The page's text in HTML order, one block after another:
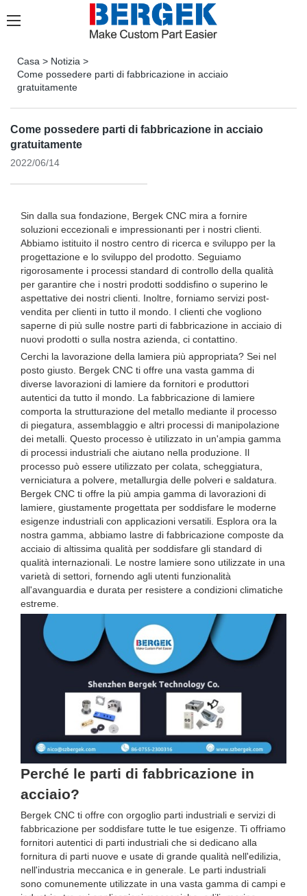
Casa > Notizia >
Come possedere parti di fabbricazione in acciaio
gratuitamente
Come possedere parti di fabbricazione in acciaio
gratuitamente
2022/06/14
Sin dalla sua fondazione, Bergek CNC mira a fornire
soluzioni eccezionali e impressionanti per i nostri clienti.
Abbiamo istituito il nostro centro di ricerca e sviluppo per la
progettazione e lo sviluppo del prodotto. Seguiamo
rigorosamente i processi standard di controllo della qualità
per garantire che i nostri prodotti soddisfino o superino le
aspettative dei nostri clienti. Inoltre, forniamo servizi post-
vendita per clienti in tutto il mondo. I clienti che vogliono
saperne di più sulle nostre parti di fabbricazione in acciaio di
nuovi prodotti o sulla nostra azienda, ci contattino.
Cerchi la lavorazione della lamiera più appropriata? Sei nel
posto giusto. Bergek CNC ti offre una vasta gamma di
diverse lavorazioni di lamiere da fornitori e produttori
autentici da tutto il mondo. La fabbricazione di lamiere
comporta la strutturazione del metallo mediante il processo
di piegatura, assemblaggio e altri processi di manipolazione
dei metalli. Questo processo è utilizzato in un'ampia gamma
di processi industriali che aiutano nella produzione. Il
processo può essere utilizzato per colata, scheggiatura,
verniciatura a polvere, metallurgia delle polveri e saldatura.
Bergek CNC ti offre la più ampia gamma di lavorazioni di
lamiere, giustamente progettata per soddisfare le moderne
esigenze industriali con applicazioni versatili. Esplora ora la
nostra gamma, abbiamo lastre di fabbricazione composte da
acciaio di altissima qualità per soddisfare gli standard di
qualità internazionali. Le nostre lamiere sono utilizzate in una
varietà di settori, fornendo agli utenti funzionalità
all'avanguardia e durata per resistere a condizioni climatiche
estreme.
Perché le parti di fabbricazione in
acciaio?
Bergek CNC ti offre con orgoglio parti industriali e servizi di
fabbricazione per soddisfare tutte le tue esigenze. Ti offriamo
fornitori autentici di parti industriali che si dedicano alla
fornitura di parti nuove e usate di grande qualità nell'edilizia,
nell'industria meccanica e in generale. Le parti industriali
sono comunemente utilizzate in una vasta gamma di campi e